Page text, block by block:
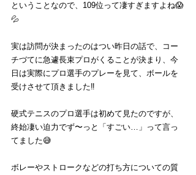
ということなので、109位って凄すぎますよね😱
💦
実は訪問が決まったのはつい昨日の話で、コー
チづてに急遽長束プロがくることが決まり、今
日は実際にプロ選手のプレーを見て、ボールを
受けさせて頂きました‼️
硬式テニスのプロ選手は初めて見たのですが、
終始凄い迫力でず〜っと「すごい…」って言っ
てました😅
ボレーやストロークなどの打ち方についての質